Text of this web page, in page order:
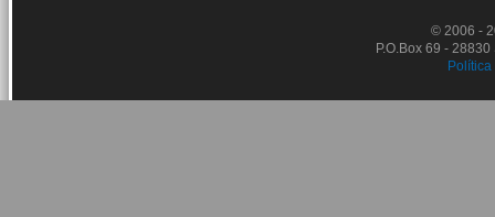
© 2006 -
P.O.Box 69 -